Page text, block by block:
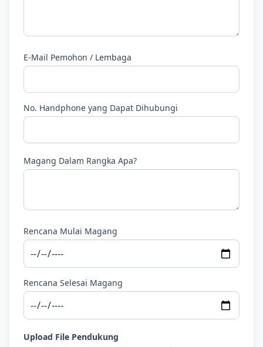
E-Mail Pemohon / Lembaga
No. Handphone yang Dapat Dihubungi
Magang Dalam Rangka Apa?
Rencana Mulai Magang
Rencana Selesai Magang
Upload File Pendukung